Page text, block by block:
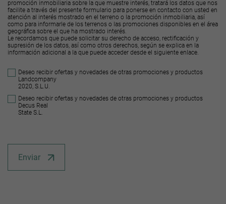
promoción inmobiliaria sobre la que muestre interés, tratará los datos que nos
facilite a través del presente formulario para ponerse en contacto con usted en
atención al interés mostrado en el terreno o la promoción inmobiliaria, así
como para informarle de los terrenos o las promociones disponibles en el área
geográfica sobre el que ha mostrado interés.
Le recordamos que puede solicitar su derecho de acceso, rectificación y
supresión de los datos, así como otros derechos, según se explica en la
información adicional a la que puede acceder desde el siguiente enlace.
Deseo recibir ofertas y novedades de otras promociones y productos
Landcompany
2020, S.L.U.
Deseo recibir ofertas y novedades de otras promociones y productos
Decus Real
State S.L.
Enviar